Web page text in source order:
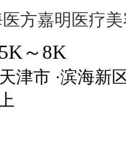
方嘉明医疗
5K～8K
天津市 ·滨海新